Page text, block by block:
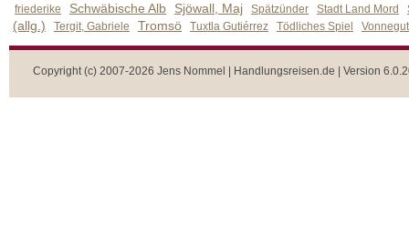
friederike Schwäbische Alb Sjöwall, Maj Spätzünder Stadt Land Mord
(allg.) Tergit, Gabriele Tromsö Tuxtla Gutiérrez Tödliches Spiel
Copyright (c) 2007-2026 Jens Nommel | Handlungsreisen.de | Version